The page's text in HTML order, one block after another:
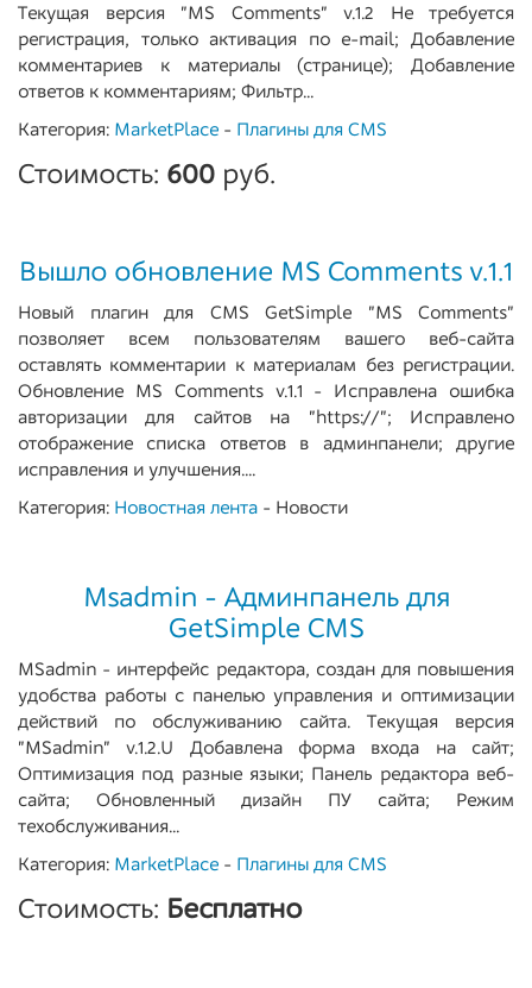
Текущая версия "MS Comments" v.1.2 Не требуется
регистрация, только активация по e-mail; Добавление
комментариев к материалы (странице); Добавление
ответов к комментариям; Фильтр...
Категория: MarketPlace - Плагины для CMS
Стоимость: 600 руб.
Вышло обновление MS Comments v.1.1​​​​​​​
Новый плагин для CMS GetSimple "MS Comments"
позволяет всем пользователям вашего веб-сайта
оставлять комментарии к материалам без регистрации.
Обновление MS Comments v.1.1 - Исправлена ошибка
авторизации для сайтов на "https://"; Исправлено
отображение списка ответов в админпанели; другие
исправления и улучшения....
Категория: Новостная лента - Новости
Msadmin - Админпанель для
GetSimple CMS
MSadmin - интерфейс редактора, создан для повышения
удобства работы с панелью управления и оптимизации
действий по обслуживанию сайта. Текущая версия
"MSadmin" v.1.2.U Добавлена форма входа на сайт;
Оптимизация под разные языки; Панель редактора веб-
сайта; Обновленный дизайн ПУ сайта; Режим
техобслуживания...
Категория: MarketPlace - Плагины для CMS
Стоимость: Бесплатно